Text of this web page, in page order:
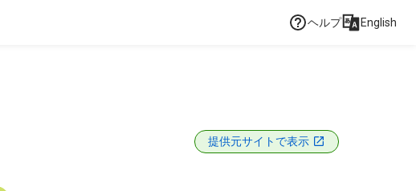
ヘルプ English
提供元サイトで表示